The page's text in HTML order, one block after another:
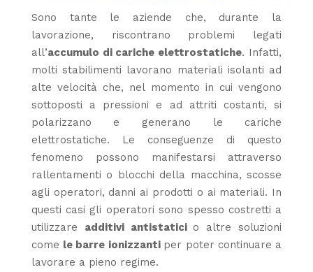
Sono tante le aziende che, durante la
lavorazione, riscontrano problemi legati
all’accumulo di cariche elettrostatiche. Infatti,
molti stabilimenti lavorano materiali isolanti ad
alte velocità che, nel momento in cui vengono
sottoposti a pressioni e ad attriti costanti, si
polarizzano e generano le cariche
elettrostatiche. Le conseguenze di questo
fenomeno possono manifestarsi attraverso
rallentamenti o blocchi della macchina, scosse
agli operatori, danni ai prodotti o ai materiali. In
questi casi gli operatori sono spesso costretti a
utilizzare additivi antistatici o altre soluzioni
come le barre ionizzanti per poter continuare a
lavorare a pieno regime.